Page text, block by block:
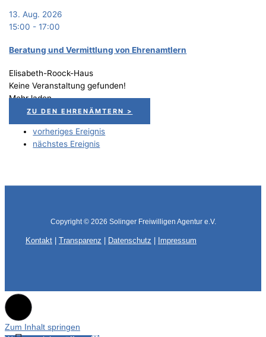
13. Aug. 2026
15:00 -17:00
Bera­tung und Ver­mitt­lung von Ehrenamtlern
Elisabeth-Roock-Haus
Keine Veranstaltung gefunden!
Mehr laden
ZU DEN EHRENÄMTERN >
vorheriges Ereignis
nächstes Ereignis
Copyright © 2026 Solinger Freiwilligen Agentur e.V.
Kontakt Transparenz Datenschutz Impressum
Zum Inhalt springen